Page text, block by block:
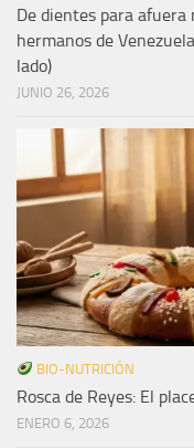
De dientes para afuera
hermanos de
lado)
JUNIO 26, 2026
BIO-NUTRICIÓN
Rosca de Reyes: El
ENERO 6, 2026